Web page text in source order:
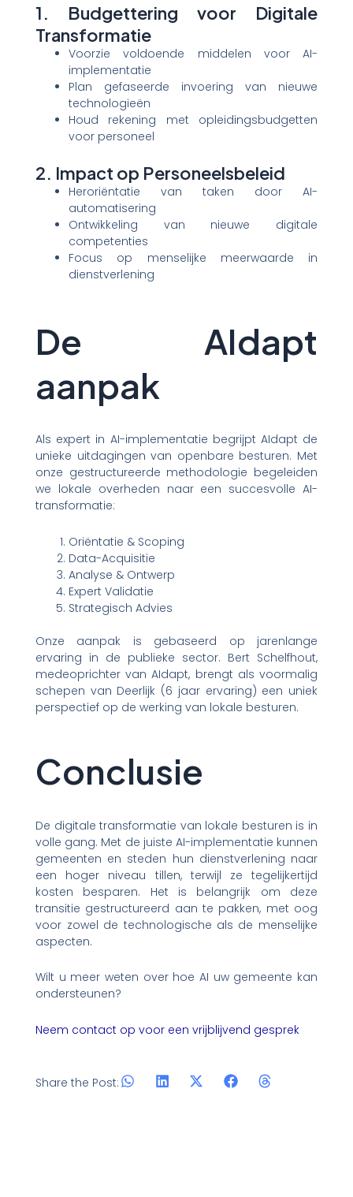
1. Budgettering voor Digitale
Transformatie
Voorzie voldoende middelen voor AI-
implementatie
Plan gefaseerde invoering van nieuwe
technologieën
Houd rekening met opleidingsbudgetten
voor personeel
2. Impact op Personeelsbeleid
Heroriëntatie van taken door AI-
automatisering
Ontwikkeling van nieuwe digitale
competenties
Focus op menselijke meerwaarde in
dienstverlening
De AIdapt
aanpak
Als expert in AI-implementatie begrijpt AIdapt de
unieke uitdagingen van openbare besturen. Met
onze gestructureerde methodologie begeleiden
we lokale overheden naar een succesvolle AI-
transformatie:
Oriëntatie & Scoping
Data-Acquisitie
Analyse & Ontwerp
Expert Validatie
Strategisch Advies
Onze aanpak is gebaseerd op jarenlange
ervaring in de publieke sector. Bert Schelfhout,
medeoprichter van AIdapt, brengt als voormalig
schepen van Deerlijk (6 jaar ervaring) een uniek
perspectief op de werking van lokale besturen.
Conclusie
De digitale transformatie van lokale besturen is in
volle gang. Met de juiste AI-implementatie kunnen
gemeenten en steden hun dienstverlening naar
een hoger niveau tillen, terwijl ze tegelijkertijd
kosten besparen. Het is belangrijk om deze
transitie gestructureerd aan te pakken, met oog
voor zowel de technologische als de menselijke
aspecten.
Wilt u meer weten over hoe AI uw gemeente kan
ondersteunen?
Neem contact op voor een vrijblijvend gesprek
Share the Post: